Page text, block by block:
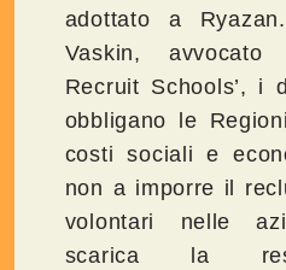
adottato a
Vaskin, avvocato
Recruit Schools’, i
obbligano le
costi sociali e
non a imporre il
volontari nelle
scarica la